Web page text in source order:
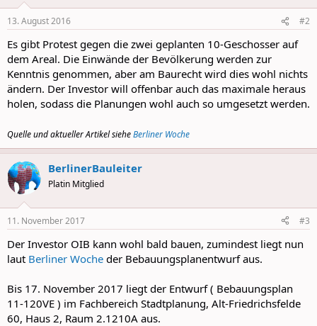
s
13. August 2016 #2
Es gibt Protest gegen die zwei geplanten 10-Geschosser auf
dem Areal. Die Einwände der Bevölkerung werden zur
Kenntnis genommen, aber am Baurecht wird dies wohl nichts
ändern. Der Investor will offenbar auch das maximale heraus
holen, sodass die Planungen wohl auch so umgesetzt werden.
Quelle und aktueller Artikel sieheBerliner Woche
BerlinerBauleiter
Platin Mitglied
11. November 2017 #3
Der Investor OIB kann wohl bald bauen, zumindest liegt nun
laut Berliner Woche der Bebauungsplanentwurf aus.
Bis 17. November 2017 liegt der Entwurf ( Bebauungsplan
11-120VE ) im Fachbereich Stadtplanung, Alt-Friedrichsfelde
60, Haus 2, Raum 2.1210A aus.